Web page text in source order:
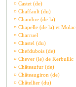
¤ Castet (de)
¤ Chaffault (du)
¤ Chambre (de la)
¤ Chapelle (de la) et Molac
¤ Charruel
¤ Chastel (du)
¤ Chefdubois (de)
¤ Chever (le) de Kerbullic
¤ Châteaufur (de)
¤ Châteaugiron (de)
¤ Châtellier (du)